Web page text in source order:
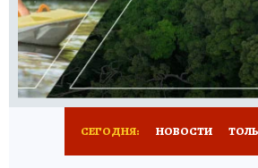
РАДИО КП РЕКЛАМА
СЕГОДНЯ: НОВОСТИ